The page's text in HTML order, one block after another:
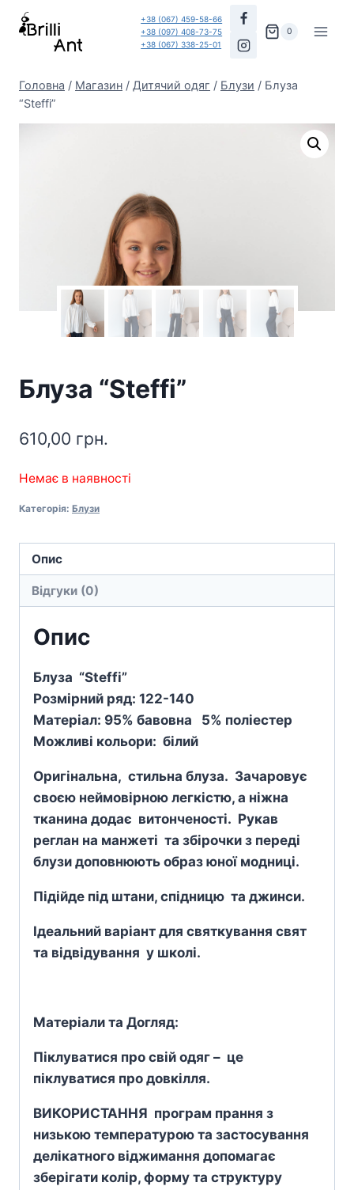
Перейти
+38 (067) 459-58-66
+38 (097) 408-73-75
+38 (067) 338-25-01
0
Головна / Магазин / Дитячий одяг / Блузи / Блуза
“Steffi”
Блуза “Steffi”
610,00 грн.
Немає в наявності
Категорія: Блузи
Опис
Відгуки (0)
Опис
Блуза “Steffi”
Розмірний ряд: 122-140
Матеріал: 95% бавовна 5% поліестер
Можливі кольори: білий
Оригінальна, стильна блуза. Зачаровує
своєю неймовірною легкістю, а ніжна
тканина додає витонченості. Рукав
реглан на манжеті та збірочки з переді
блузи доповнюють образ юної модниці.
Підійде під штани, спідницю та джинси.
Ідеальний варіант для святкування свят
та відвідування у школі.
Матеріали та Догляд:
Піклуватися про свій одяг – це
піклуватися про довкілля.
ВИКОРИСТАННЯ програм прання з
низькою температурою та застосування
делікатного віджимання допомагає
зберігати колір, форму та структуру